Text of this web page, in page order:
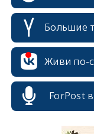
Большие
Живи по-
ForPost